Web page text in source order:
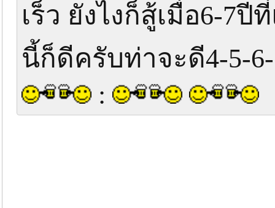
เร็ว ยังไงก็สู้เมื่อ6-7
นี้ก็ดีครับท่าจะดี4-5-
: